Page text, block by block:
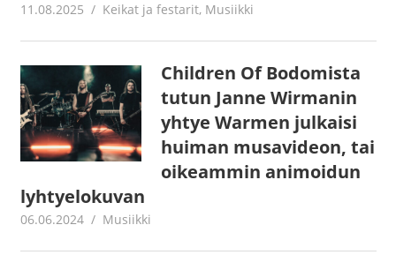
11.08.2025 Juha Kaunisto
Keikat ja festarit, Musiikki
Children Of Bodomista
tutun Janne Wirmanin
yhtye Warmen julkaisi
huiman musavideon, tai
oikeammin animoidun
lyhtyelokuvan
06.06.2024 Juha Kaunisto
Musiikki